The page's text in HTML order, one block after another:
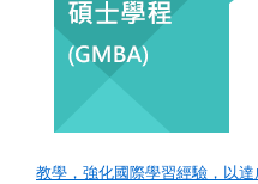
教學，強化國際學習經驗，以